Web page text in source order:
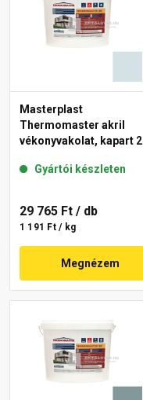
Masterplast
Thermomaster akril
vékonyvakolat, kapart 2
Gyártói készleten
29 765 Ft / db
1 191 Ft / kg
Megnézem